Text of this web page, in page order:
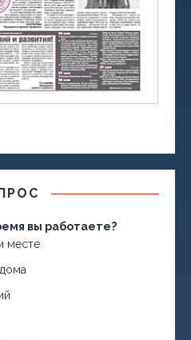
вы работаете?
месте